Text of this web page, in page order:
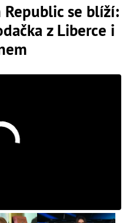
Republic se blíží:
z Liberce i